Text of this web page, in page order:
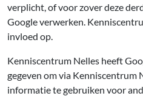
verplicht, of voor zover deze
Google verwerken.
invloed op.
Kenniscentrum Nelles heeft
gegeven om via Kenniscentrum
informatie te gebruiken voor